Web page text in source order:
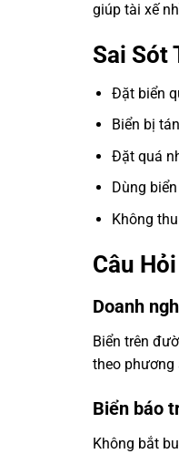
giúp tài xế
Sai Sót
Đặt biển
Biển bị
Đặt quá
Dùng
Không
Câu
Doanh
Biển trên
theo phương
Biển báo
Không bắt